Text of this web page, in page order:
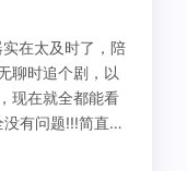
在太及时了，陪
聊时追个剧，以
现在就全都能看
有问题!!!简直救